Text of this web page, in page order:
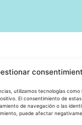
utilizamos tecnologías
El consentimiento de
de navegación o las
puede afectar